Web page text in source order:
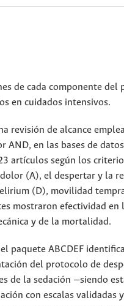
de cada componente
en cuidados intensivos.
revisión de alcance
AND, en las bases de
artículos según los
(A), el despertar y la
(D), movilidad
mostraron efectividad
y de la mortalidad.
paquete ABCDEF
del protocolo de
de la sedación —siendo
con escalas